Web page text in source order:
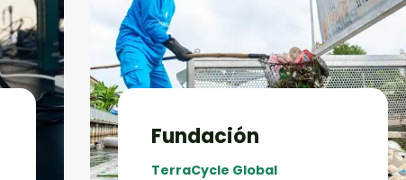
Fundación
TerraCycle Global